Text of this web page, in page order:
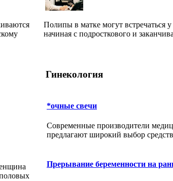
Полипы в матке могут встречаться
начиная с подросткового и
Гинекология
*очные свечи
Современные производители
предлагают широкий выбор
Прерывание беременности на